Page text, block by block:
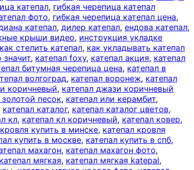
катепал, гибкая черепица катепал
фото, гибкая черепица катепал цена,
катепал, дилер катепал, ендова катепал,
крыши видео, инструкция укладке
как стелить катепал, как укладывать катепал
значит, катепал foxy, катепал акция, катепал
битумная черепица цена, катепал в
волгоград, катепал воронеж, катепал
коричневый, катепал джази коричневый
золотой песок, катепал или керамбит,
катепал каталог, катепал каталог цветов,
кл, катепал кл коричневый, катепал ковер,
купить в минске, катепал кровля
купить в москве, катепал купить в спб,
махагон, катепал махагон фото,
катепал мягкая, катепал мягкая katepal,